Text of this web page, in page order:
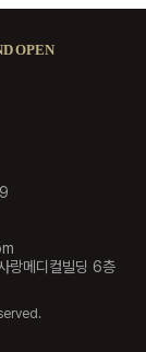
OPEN
랑메디컬빌딩 6층